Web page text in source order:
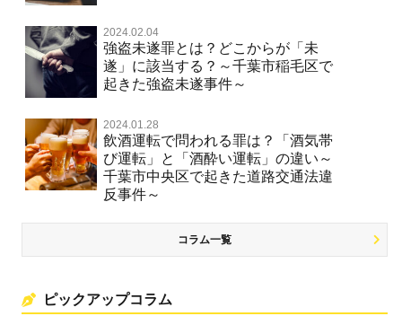
2024.02.04
強盗未遂罪とは？どこからが「未
遂」に該当する？～千葉市稲毛区で
起きた強盗未遂事件～
2024.01.28
飲酒運転で問われる罪は？「酒気帯
び運転」と「酒酔い運転」の違い～
千葉市中央区で起きた道路交通法違
反事件～
コラム一覧
ピックアップコラム